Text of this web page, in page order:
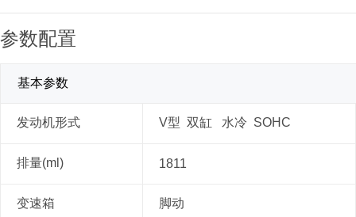
参数配置
基本参数
发动机形式 V型 双缸 水冷 SOHC
排量(ml) 1811
变速箱 脚动